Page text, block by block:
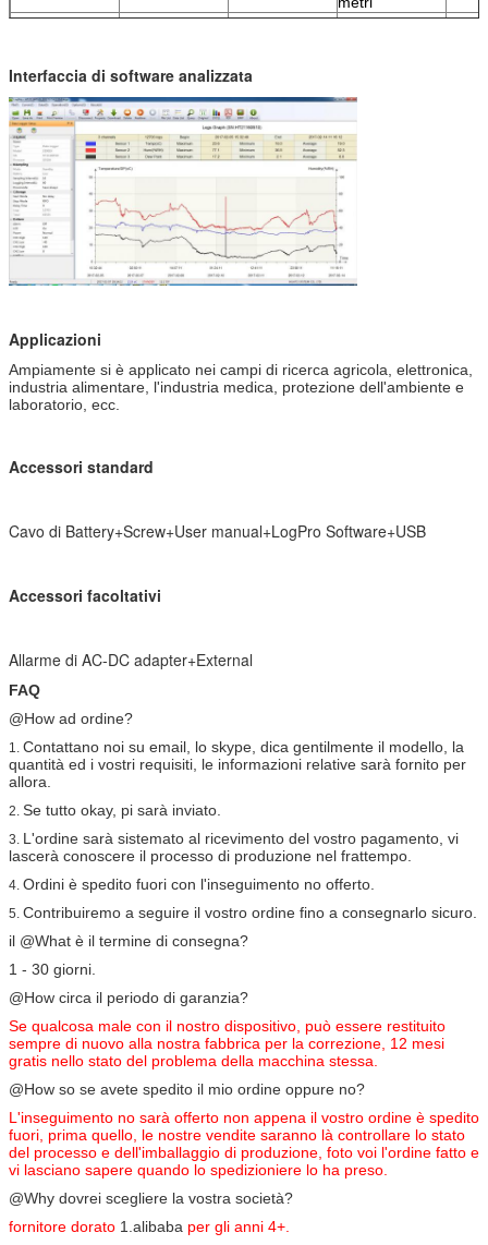
con 3 metri
S520-DT-GSM ±0.5°C -40~85°C
Sensore
esterno a
doppia
temperatura
con 3 metri
S520-ET-GSM ±0.3°C -40~85C
Sensore
esterno di
singola
temperatura
temperatura
con 3 metri
Interfaccia di software analizzata
Applicazioni
Ampiamente si è applicato nei campi di ricerca agricola, elettronica,
industria alimentare, l'industria medica, protezione dell'ambiente e
laboratorio, ecc.
Accessori standard
Cavo di Battery+Screw+User manual+LogPro Software+USB
Accessori facoltativi
Allarme di AC-DC adapter+External
FAQ
@How ad ordine?
1. Contattano noi su email, lo skype, dica gentilmente il modello, la
quantità ed i vostri requisiti, le informazioni relative sarà fornito per
allora.
2. Se tutto okay, pi sarà inviato.
3. L'ordine sarà sistemato al ricevimento del vostro pagamento, vi
lascerà conoscere il processo di produzione nel frattempo.
4. Ordini è spedito fuori con l'inseguimento no offerto.
5. Contribuiremo a seguire il vostro ordine fino a consegnarlo sicuro.
il @What è il termine di consegna?
1 - 30 giorni.
@How circa il periodo di garanzia?
Se qualcosa male con il nostro dispositivo, può essere restituito
sempre di nuovo alla nostra fabbrica per la correzione, 12 mesi
gratis nello stato del problema della macchina stessa.
@How so se avete spedito il mio ordine oppure no?
L'inseguimento no sarà offerto non appena il vostro ordine è spedito
fuori, prima quello, le nostre vendite saranno là controllare lo stato
del processo e dell'imballaggio di produzione, foto voi l'ordine fatto e
vi lasciano sapere quando lo spedizioniere lo ha preso.
@Why dovrei scegliere la vostra società?
fornitore dorato 1.alibaba per gli anni 4+.